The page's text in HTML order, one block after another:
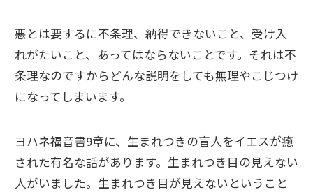
悪とは要するに不条理、納得できないこと、受け入
れがたいこと、あってはならないことです。それは不
条理なのですからどんな説明をしても無理やこじつけ
になってしまいます。
ヨハネ福音書9章に、生まれつきの盲人をイエスが癒
された有名な話があります。生まれつき目の見えない
人がいました。生まれつき目が見えないということ